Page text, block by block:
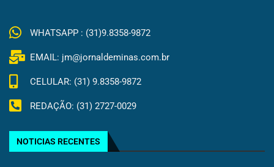
WHATSAPP : (31)9.8358-9872
EMAIL: jm@jornaldeminas.com.br
CELULAR: (31) 9.8358-9872
REDAÇÃO: (31) 2727-0029
NOTICIAS RECENTES